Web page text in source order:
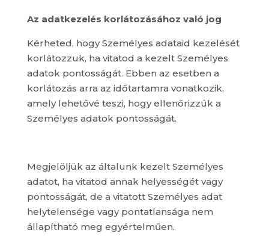
Az adatkezelés korlátozásához való jog
Kérheted, hogy Személyes adataid kezelését
korlátozzuk, ha vitatod a kezelt Személyes
adatok pontosságát. Ebben az esetben a
korlátozás arra az időtartamra vonatkozik,
amely lehetővé teszi, hogy ellenőrizzük a
Személyes adatok pontosságát.
Megjelöljük az általunk kezelt Személyes
adatot, ha vitatod annak helyességét vagy
pontosságát, de a vitatott Személyes adat
helytelensége vagy pontatlansága nem
állapítható meg egyértelműen.